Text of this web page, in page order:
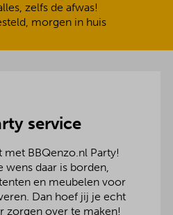
zelfs de afwas!
morgen in huis
service
BBQenzo.nl Party!
wens daar is borden,
en meubelen voor
Dan hoef jij je echt
zorgen over te maken!